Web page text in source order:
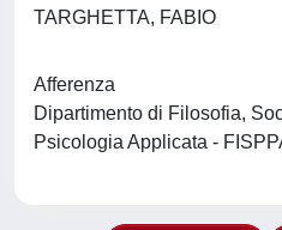
TARGHETTA, FABIO
Afferenza
Dipartimento di Filosofia,
Psicologia Applicata -